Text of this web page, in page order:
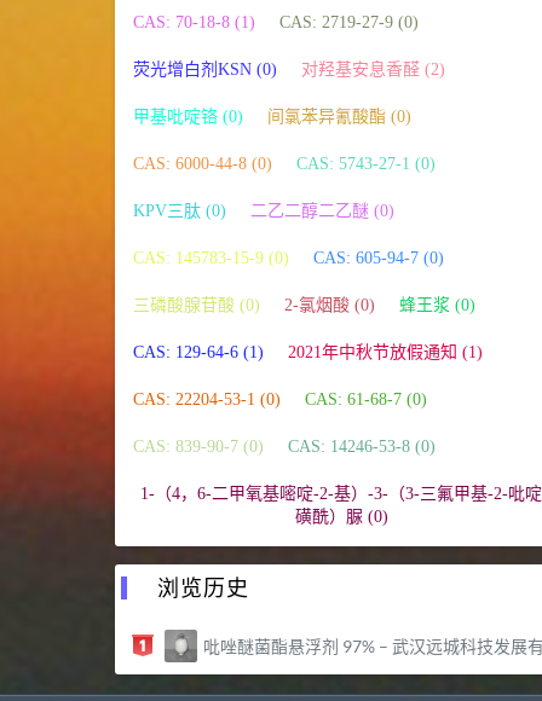
CAS: 70-18-8 (1) CAS: 2719-27-9 (0)
荧光增白剂KSN (0) 对羟基安息香醛 (2)
甲基吡啶铬 (0) 间氯苯异氰酸酯 (0)
CAS: 6000-44-8 (0) CAS: 5743-27-1 (0)
KPV三肽 (0) 二乙二醇二乙醚 (0)
CAS: 145783-15-9 (0) CAS: 605-94-7 (0)
三磷酸腺苷酸 (0) 2-氯烟酸 (0) 蜂王浆 (0)
CAS: 129-64-6 (1) 2021年中秋节放假通知 (1)
CAS: 22204-53-1 (0) CAS: 61-68-7 (0)
CAS: 839-90-7 (0) CAS: 14246-53-8 (0)
1-（4，6-二甲氧基嘧啶-2-基）-3-（3-三氟甲基-2-吡啶
磺酰）脲 (0)
浏览历史
吡唑醚菌酯悬浮剂 97% – 武汉远城科技发展有限公